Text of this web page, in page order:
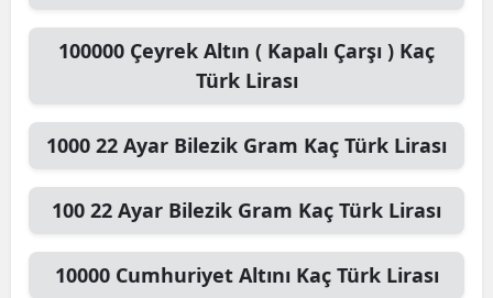
100000 Çeyrek Altın ( Kapalı Çarşı ) Kaç
Türk Lirası
1000 22 Ayar Bilezik Gram Kaç Türk Lirası
100 22 Ayar Bilezik Gram Kaç Türk Lirası
10000 Cumhuriyet Altını Kaç Türk Lirası